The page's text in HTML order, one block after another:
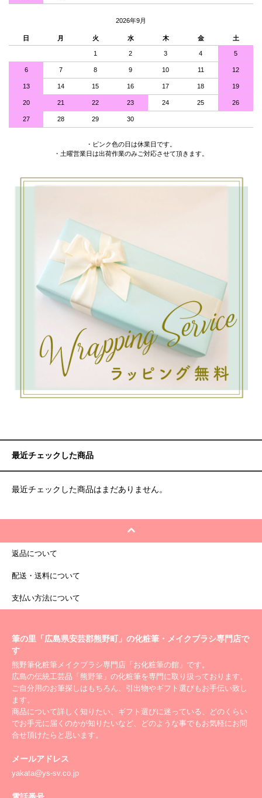
2026年9月
日 月 火 水 木 金 土
1 2 3 4 5
6 7 8 9 10 11 12
13 14 15 16 17 18 19
20 21 22 23 24 25 26
27 28 29 30
・ピンク色の日は休業日です。
・土曜営業日は出荷作業のみご対応させて頂きます。
最近チェックした商品
最近チェックした商品はまだありません。
返品について
配送・送料について
支払い方法について
筆の里「広島県安芸郡熊野町」の化粧筆・メイクブラシ専門店で
す
熊野筆化粧筆メイクブラシ専門店「お化粧筆の館」です。
広島の伝統工芸品「熊野筆」の化粧筆を専門に取り扱っております。
ご自分用のお筆探しはもちろん、引出物やギフト選びもお手伝い致し
ます。
商品について詳しく知りたい、ギフト選びに迷っている、どのくらい
でお手元に届くのかが知りたいなど、どのような事でもお気軽にお問
合せ頂けたらと思います。
メールアドレス
yakata@ys-sv.co.jp